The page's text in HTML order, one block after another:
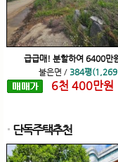
급급매! 분할하여 6400만
불은면 / 384평
6천 400만원
단독주택추천